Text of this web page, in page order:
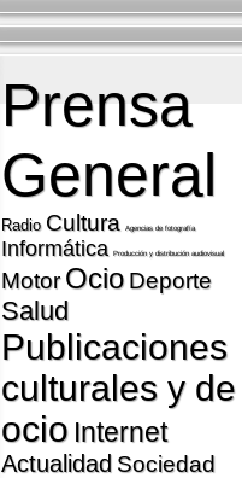
Prensa
General
Radio Cultura Agencias de fotografí­a
Informática Producción y distribución audiovisual
Motor Ocio Deporte
Salud
Publicaciones
culturales y de
ocio Internet
Actualidad Sociedad